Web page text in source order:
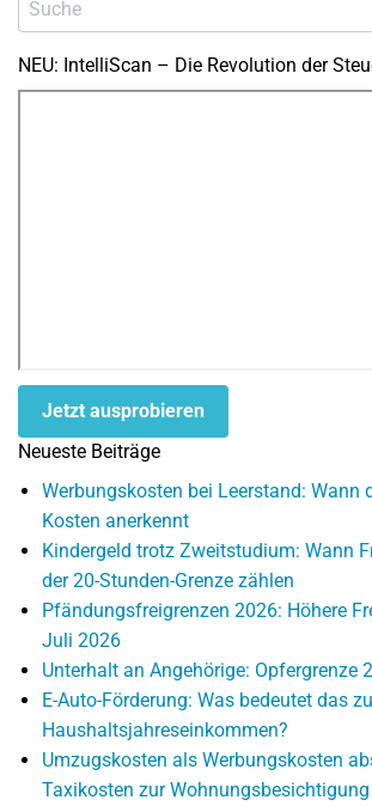
NEU: IntelliScan – Die Revolution der
Jetzt ausprobieren
Neueste Beiträge
Werbungskosten bei Leerstand: Wann
Kosten anerkennt
Kindergeld trotz Zweitstudium: Wann
der 20-Stunden-Grenze zählen
Pfändungsfreigrenzen 2026: Höhere
Juli 2026
Unterhalt an Angehörige: Opfergrenze
E-Auto-Förderung: Was bedeutet das
Haushaltsjahreseinkommen?
Umzugskosten als Werbungskosten
Taxikosten zur Wohnungsbesichtigung